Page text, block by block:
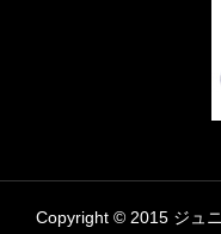
Copyright © 2015 ジュ